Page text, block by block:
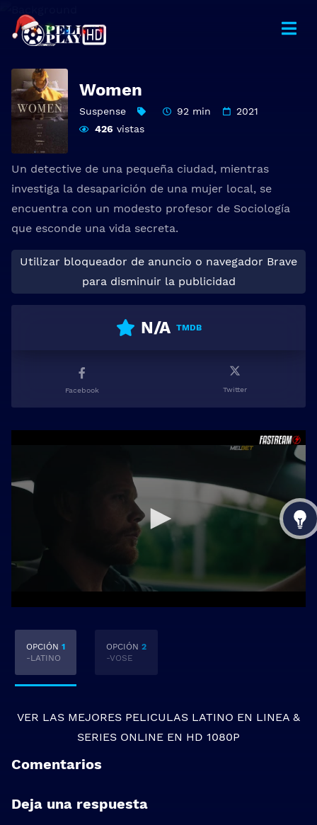
Women
Suspense 92 min
2021
426 vistas
Un detective de una pequeña ciudad, mientras
investiga la desaparición de una mujer local, se
encuentra con un modesto profesor de Sociología
que esconde una vida secreta.
Utilizar bloqueador de anuncio o navegador Brave
para disminuir la publicidad
N/A TMDB
Facebook Twitter
OPCIÓN 1
-LATINO
OPCIÓN 2
-VOSE
VER LAS MEJORES PELICULAS LATINO EN LINEA &
SERIES ONLINE EN HD 1080P
Comentarios
Deja una respuesta